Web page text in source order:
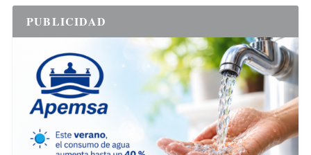
PUBLICIDAD